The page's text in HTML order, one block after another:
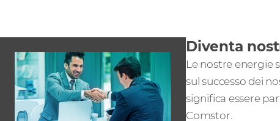
Diventa
Le nostre energie
sul successo dei
significa essere
Comstor.